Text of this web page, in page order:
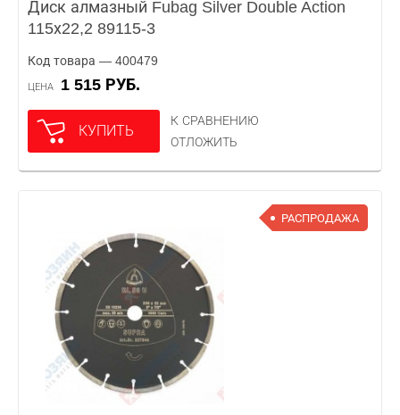
Диск алмазный Fubag Silver Double Action
115х22,2 89115-3
Код товара — 400479
ЦЕНА 1 515 РУБ.
КУПИТЬ
К СРАВНЕНИЮ
ОТЛОЖИТЬ
РАСПРОДАЖА